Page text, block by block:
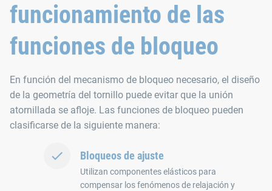
funcionamiento de las
funciones de bloqueo
En función del mecanismo de bloqueo necesario, el diseño
de la geometría del tornillo puede evitar que la unión
atornillada se afloje. Las funciones de bloqueo pueden
clasificarse de la siguiente manera:
Bloqueos de ajuste
Utilizan componentes elásticos para
compensar los fenómenos de relajación y